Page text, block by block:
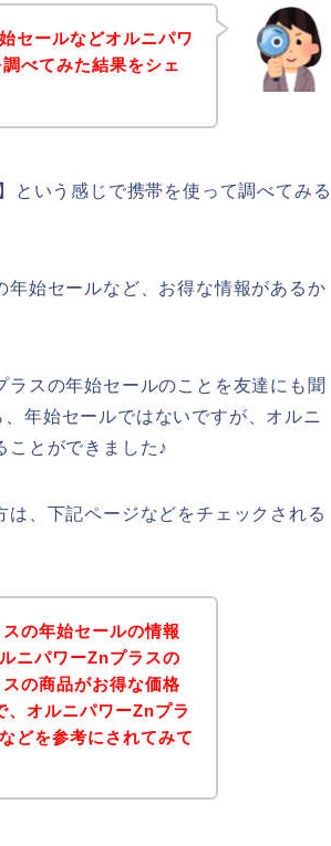
セールなどオルニパワ
べてみた結果をシェ
という感じで携帯を使って調べてみる
始セールなど、お得な情報があるか
スの年始セールのことを友達にも聞
年始セールではないですが、オルニ
ことができました♪
、下記ページなどをチェックされる
の年始セールの情報
ニパワーZnプラスの
の商品がお得な価格
、オルニパワーZnプラ
どを参考にされてみて